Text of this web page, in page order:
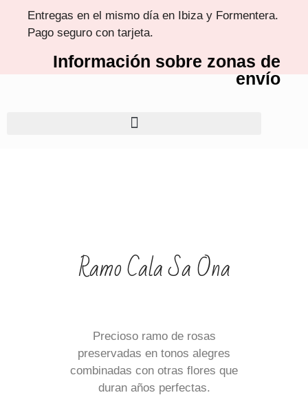
Entregas en el mismo día en Ibiza y Formentera.
Pago seguro con tarjeta.
Información sobre zonas de
envío
Ramo Cala Sa Ona
Precioso ramo de rosas
preservadas en tonos alegres
combinadas con otras flores que
duran años perfectas.